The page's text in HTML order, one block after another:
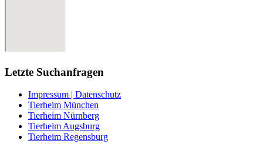
Letzte Suchanfragen
Impressum | Datenschutz
Tierheim München
Tierheim Nürnberg
Tierheim Augsburg
Tierheim Regensburg